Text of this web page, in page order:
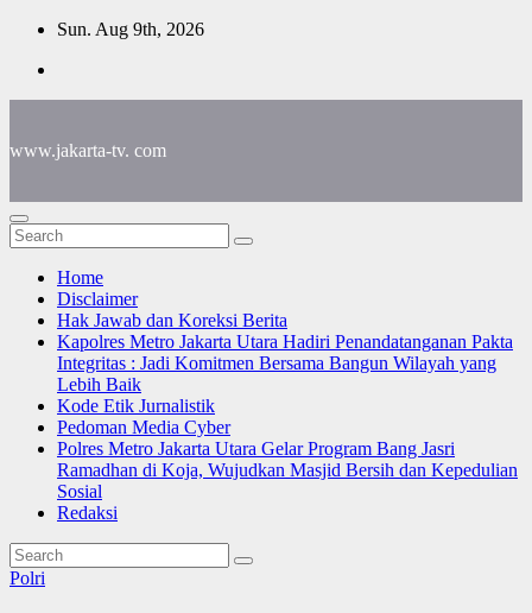
Skip
content
Sun. Aug 9th, 2026
www.jakarta-tv. com
Home
Disclaimer
Hak Jawab dan Koreksi Berita
Kapolres Metro Jakarta Utara Hadiri Penandatanganan Pakta
Integritas : Jadi Komitmen Bersama Bangun Wilayah yang
Lebih Baik
Kode Etik Jurnalistik
Pedoman Media Cyber
Polres Metro Jakarta Utara Gelar Program Bang Jasri
Ramadhan di Koja, Wujudkan Masjid Bersih dan Kepedulian
Sosial
Redaksi
Polri